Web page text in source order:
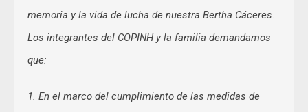
memoria y la vida de lucha de nuestra Bertha Cáceres.
Los integrantes del COPINH y la familia demandamos
que:
1. En el marco del cumplimiento de las medidas de